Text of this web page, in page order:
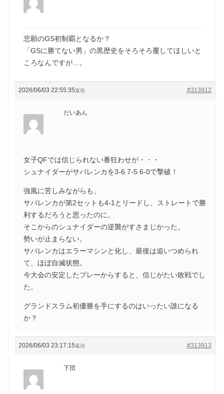
悲願のGS初制覇となるか？
「GSに勝てない男」の黒歴史をそろそろ覆してほしいと
ころなんですが…。
2026/06/03 22:55:35 #313912
返信
だいあん
女子QFでは信じられない番狂わせが・・・
シュナイダーがサバレンカを3-6 7-5 6-0で撃破！
強風に苦しみながらも、
サバレンカが第2セットも4-1とリードし、ストレートで勝
利するだろうと思ったのに。
そこからのシュナイダーの逆襲がすさまじかった。
勢いが止まらない。
サバレンカはエラーマシンと化し、最後は追いつめられ
て、ほぼ自滅状態。
今大会の安定したプレーからすると、信じがたい敗戦でし
た。
グランドスラム初優勝を手にするのはいったい誰になる
か？
2026/06/03 23:17:15 #313913
返信
下団